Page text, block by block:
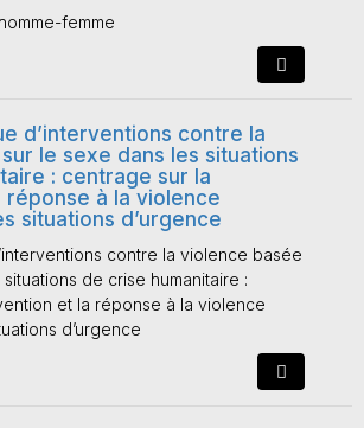
femme
d’interventions contre la
le sexe dans les situations
: centrage sur la
à la violence
situations d’urgence
contre la violence basée
de crise humanitaire :
et la réponse à la violence
d’urgence